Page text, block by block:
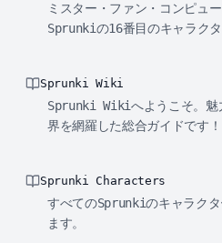
ミスター・ファン・コンピ
Sprunkiの16番目のキャラク
Sprunki Wiki
Sprunki Wikiへようこそ。魅
界を網羅した総合ガイドです！
Sprunki Characters
すべてのSprunkiのキャラク
ます。